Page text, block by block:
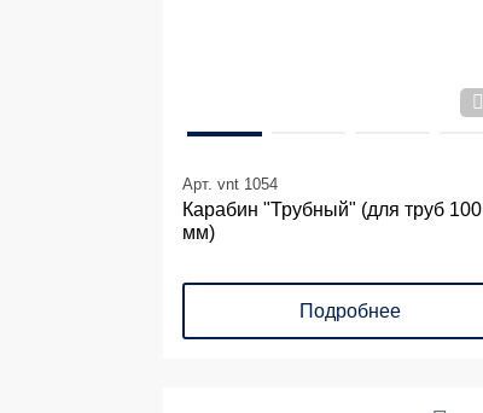
Арт. vnt 1054
Карабин "Трубный" (для труб 100
мм)
Подробнее